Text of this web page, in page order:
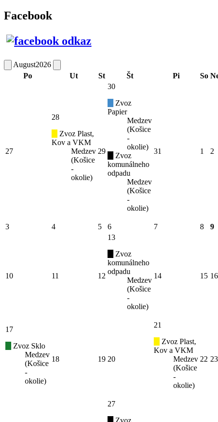
Facebook
August2026
Po
Ut St Št Pi So
27
28
Zvoz Plast,
Kov a VKM
Medzev
(Košice
-
okolie)
29
30
Zvoz
Papier
Medzev
(Košice
-
okolie)
Zvoz
komunálneho
odpadu
Medzev
(Košice
-
okolie)
31 1 2
3 4 5 6 7 8 9
10 11 12
13
Zvoz
komunálneho
odpadu
Medzev
(Košice
-
okolie)
14 15 16
17
Zvoz Sklo
Medzev
(Košice
-
okolie)
18 19 20
21
Zvoz Plast,
Kov a VKM
Medzev
(Košice
-
okolie)
22 23
27
Zvoz